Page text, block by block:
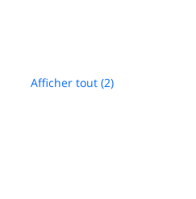
Afficher tout (2)